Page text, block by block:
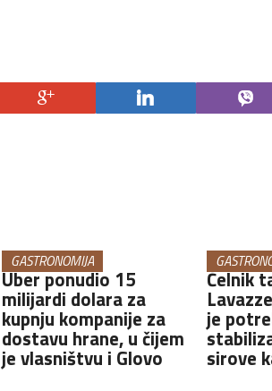
GASTRONOMIJA
Uber ponudio 15
milijardi dolara za
kupnju kompanije za
dostavu hrane, u čijem
je vlasništvu i Glovo
Čelnik
je
sirove